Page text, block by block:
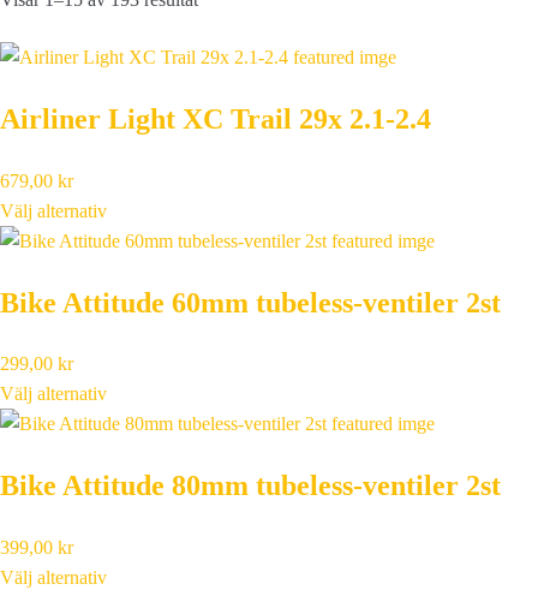
Airliner Light XC Trail 29x 2.1-2.4
679,00 kr
Välj alternativ
Bike Attitude 60mm tubeless-ventiler 2st
299,00 kr
Välj alternativ
Bike Attitude 80mm tubeless-ventiler 2st
399,00 kr
Välj alternativ